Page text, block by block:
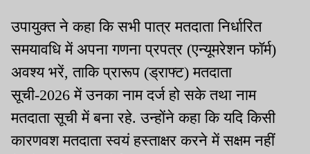
उपायुक्त ने कहा कि सभी पात्र मतदाता निर्धारित
समयावधि में अपना गणना प्रपत्र (एन्यूमरेशन फॉर्म)
अवश्य भरें, ताकि प्रारूप (ड्राफ्ट) मतदाता
सूची-2026 में उनका नाम दर्ज हो सके तथा नाम
मतदाता सूची में बना रहे. उन्होंने कहा कि यदि किसी
कारणवश मतदाता स्वयं हस्ताक्षर करने में सक्षम नहीं